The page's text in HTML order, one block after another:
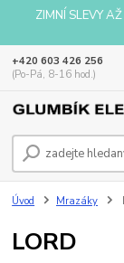
ZIMNÍ SLEVY
+420 603 426 256
(Po-Pá, 8-16 hod.)
Úvod Mrazáky
LORD